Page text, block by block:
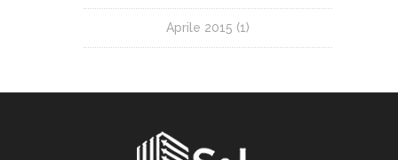
Aprile 2015 (1)